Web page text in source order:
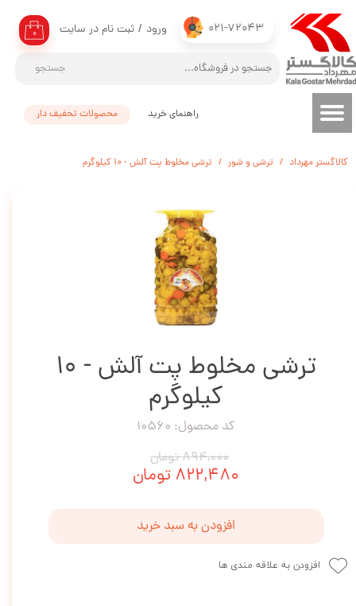
021-72043
جستجو
۰ ورود / ثبت نام در سایت
حساب کاربری من
تغییر گذر واژه
سفارشات
محصولات تحفیف دار راهنمای خرید
کالاگستر مهرداد ترشی و شور ترشی مخلوط پت آلش - 10 کیلوگرم
ترشی مخلوط پت آلش - 10
کیلوگرم
کد محصول: 10560
۸۹۴,۰۰۰ تومان
۸۲۲,۴۸۰ تومان
افزودن به سبد خرید
افزودن به علاقه مندی ها